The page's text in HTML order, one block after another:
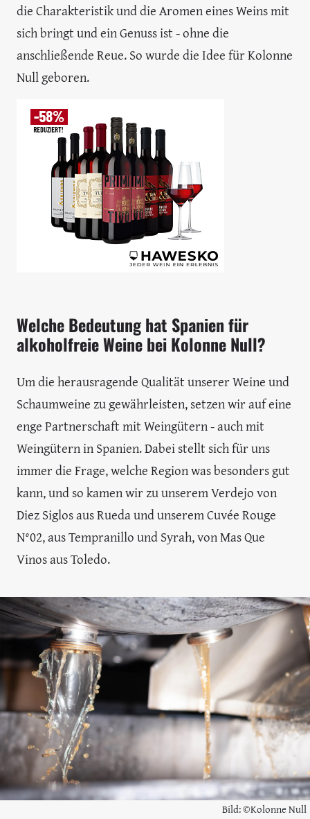
die Charakteristik und die Aromen eines Weins mit
sich bringt und ein Genuss ist - ohne die
anschließende Reue. So wurde die Idee für Kolonne
Null geboren.
Welche Bedeutung hat Spanien für
alkoholfreie Weine bei Kolonne Null?
Um die herausragende Qualität unserer Weine und
Schaumweine zu gewährleisten, setzen wir auf eine
enge Partnerschaft mit Weingütern - auch mit
Weingütern in Spanien. Dabei stellt sich für uns
immer die Frage, welche Region was besonders gut
kann, und so kamen wir zu unserem Verdejo von
Diez Siglos aus Rueda und unserem Cuvée Rouge
N°02, aus Tempranillo und Syrah, von Mas Que
Vinos aus Toledo.
Bild: ©Kolonne Null